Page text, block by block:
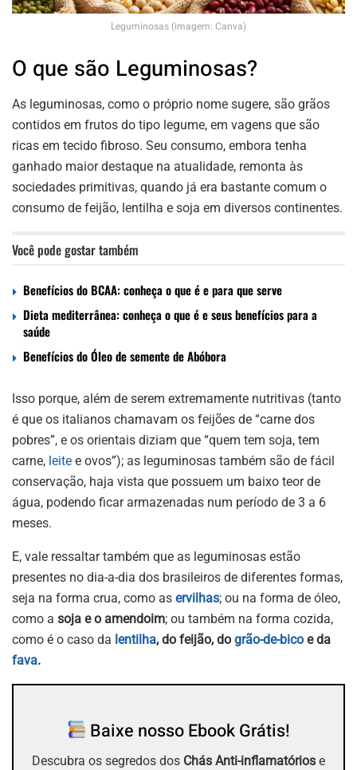
Leguminosas (imagem: Canva)
O que são Leguminosas?
As leguminosas, como o próprio nome sugere, são grãos
contidos em frutos do tipo legume, em vagens que são
ricas em tecido fibroso. Seu consumo, embora tenha
ganhado maior destaque na atualidade, remonta às
sociedades primitivas, quando já era bastante comum o
consumo de feijão, lentilha e soja em diversos continentes.
Você pode gostar também
Benefícios do BCAA: conheça o que é e para que serve
Dieta mediterrânea: conheça o que é e seus benefícios para a
saúde
Benefícios do Óleo de semente de Abóbora
Isso porque, além de serem extremamente nutritivas (tanto
é que os italianos chamavam os feijões de “carne dos
pobres”, e os orientais diziam que “quem tem soja, tem
carne, leite e ovos”); as leguminosas também são de fácil
conservação, haja vista que possuem um baixo teor de
água, podendo ficar armazenadas num período de 3 a 6
meses.
E, vale ressaltar também que as leguminosas estão
presentes no dia-a-dia dos brasileiros de diferentes formas,
seja na forma crua, como as ervilhas; ou na forma de óleo,
como a soja e o amendoim; ou também na forma cozida,
como é o caso da lentilha, do feijão, do grão-de-bico e da
fava.
Baixe nosso Ebook Grátis!
Descubra os segredos dos Chás Anti-inflamatórios e